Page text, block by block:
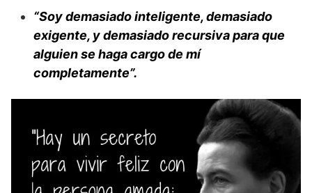
“Soy demasiado inteligente, demasiado
exigente, y demasiado recursiva para que
alguien se haga cargo de mí
completamente”.